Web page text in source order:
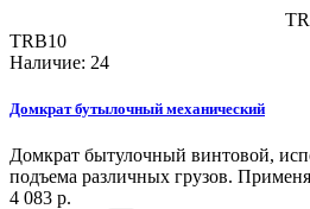
TRB10
Наличие: 24
Домкрат бутылочный механический
Домкрат бытулочный винтовой,
подъема различных грузов.
4 083 р.